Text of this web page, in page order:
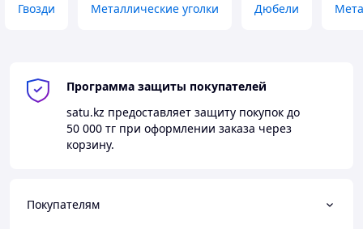
Гвозди Металлические уголки Дюбели
Программа защиты покупателей
satu.kz предоставляет защиту покупок до
50 000 тг при оформлении заказа через
корзину.
Покупателям